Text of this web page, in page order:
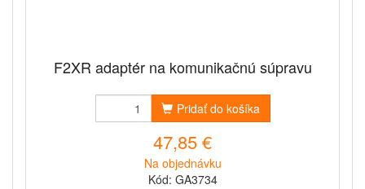
F2XR adaptér na komunikačnú súpravu
Pridať do košíka
47,85 €
Na objednávku
Kód: GA3734